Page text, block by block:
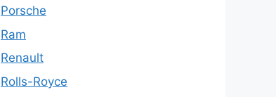
Porsche
Ram
Renault
Rolls-Royce